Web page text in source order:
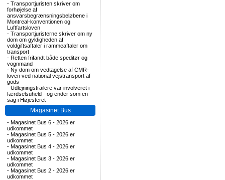
- Transportjuristen skriver om
forhøjelse af
ansvarsbegrænsningsbeløbene i
Montreal-konventionen og
Luftfartsloven
- Transportjuristerne skriver om ny
dom om gyldigheden af
voldgiftsaftaler i rammeaftaler om
transport
- Retten frifandt både speditør og
vognmand
- Ny dom om vedtagelse af CMR-
loven ved national vejstransport af
gods
- Udlejningstrailere var involveret i
færdselsuheld - og ender som en
sag i Højesteret
Magasinet Bus
- Magasinet Bus 6 - 2026 er
udkommet
- Magasinet Bus 5 - 2026 er
udkommet
- Magasinet Bus 4 - 2026 er
udkommet
- Magasinet Bus 3 - 2026 er
udkommet
- Magasinet Bus 2 - 2026 er
udkommet